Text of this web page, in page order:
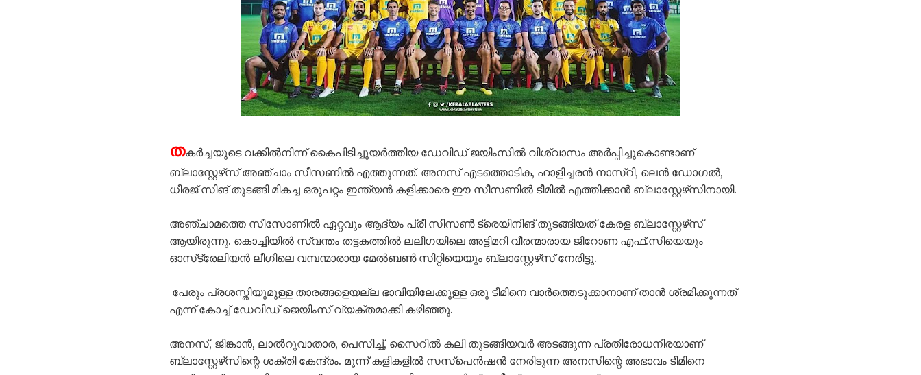
തകർച്ചയുടെ വക്കിൽനിന്ന് കൈപിടിച്ചുയർത്തിയ ഡേവിഡ് ജയിംസിൽ വിശ്വാസം അർപ്പിച്ചുകൊണ്ടാണ്
ബ്ലാസ്റ്റേഴ്‌സ് അഞ്ചാം സീസണിൽ എത്തുന്നത്. അനസ് എടത്തൊടിക, ഹാളിച്ചരൻ നാസ്റി, ലെൻ ഡോഗൽ,
ധീരജ്‌ സിങ് തുടങ്ങി മികച്ച ഒരുപറ്റം ഇന്ത്യൻ കളിക്കാരെ ഈ സീസണിൽ ടീമിൽ എത്തിക്കാൻ ബ്ലാസ്റ്റേഴ്‌സിനായി.
അഞ്ചാമത്തെ സീസോണിൽ ഏറ്റവും ആദ്യം പ്രീ സീസൺ ട്രെയിനിങ് തുടങ്ങിയത് കേരള ബ്ലാസ്റ്റേഴ്‌സ്
ആയിരുന്നു. കൊച്ചിയിൽ സ്വന്തം തട്ടകത്തിൽ ലലീഗയിലെ അട്ടിമറി വീരന്മാരായ ജിറോണ എഫ്.സിയെയും
ഓസ്‌ട്രേലിയൻ ലീഗിലെ വമ്പന്മാരായ മേൽബൺ സിറ്റിയെയും ബ്ലാസ്റ്റേഴ്‌സ് നേരിട്ടു.
പേരും പ്രശസ്തിയുമുള്ള താരങ്ങളെയല്ല ഭാവിയിലേക്കുള്ള ഒരു ടീമിനെ വാർത്തെടുക്കാനാണ് താൻ ശ്രമിക്കുന്നത്
എന്ന് കോച്ച് ഡേവിഡ് ജെയിംസ് വ്യക്തമാക്കി കഴിഞ്ഞു.
അനസ്, ജിങ്കാൻ, ലാൽറുവാതാര, പെസിച്ച്, സൈറിൽ കലി തുടങ്ങിയവർ അടങ്ങുന്ന പ്രതിരോധനിരയാണ്
ബ്ലാസ്റ്റേഴ്‌സിന്റെ ശക്തി കേന്ദ്രം. മൂന്ന് കളികളിൽ സസ്‌പെൻഷൻ നേരിടുന്ന അനസിന്റെ അഭാവം ടീമിനെ